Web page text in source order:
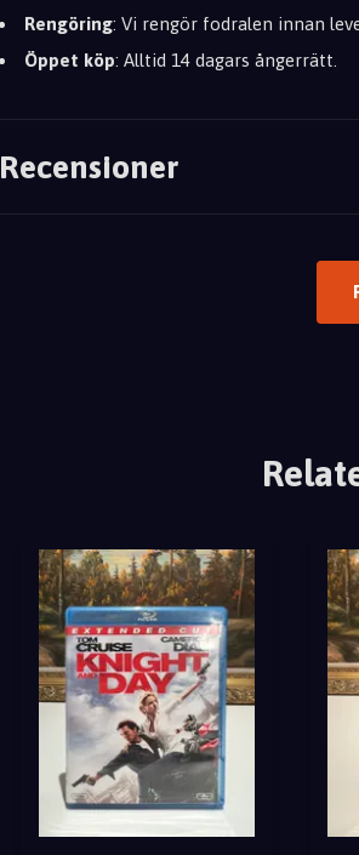
Rengöring: Vi rengör fodralen innan
Öppet köp: Alltid 14 dagars ångerrätt.
Recensioner